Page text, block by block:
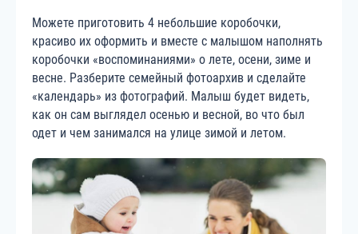
Можете приготовить 4 небольшие коробочки,
красиво их оформить и вместе с малышом наполнять
коробочки «воспоминаниями» о лете, осени, зиме и
весне. Разберите семейный фотоархив и сделайте
«календарь» из фотографий. Малыш будет видеть,
как он сам выглядел осенью и весной, во что был
одет и чем занимался на улице зимой и летом.